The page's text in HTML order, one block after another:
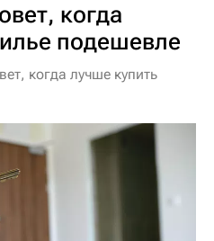
когда
подешевле
когда лучше купить